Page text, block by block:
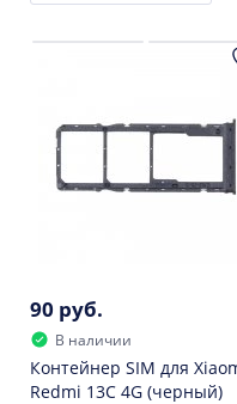
90 руб.
В наличии
Контейнер SIM для
Redmi 13C 4G (черный)